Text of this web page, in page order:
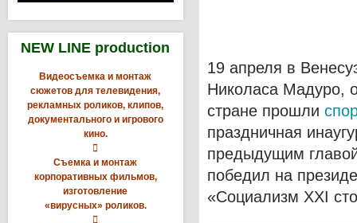
NEW LINE production
Видеосъемка и монтаж
сюжетов для телевидения,
рекламных роликов, клипов,
документального и игрового
кино.

Съемка и монтаж
корпоративных фильмов,
изготовление
«вирусных» роликов.

19 апреля в
Николаса Мадуро,
стране прошли
праздничная
предыдущим
победил на
«Социализм XXI